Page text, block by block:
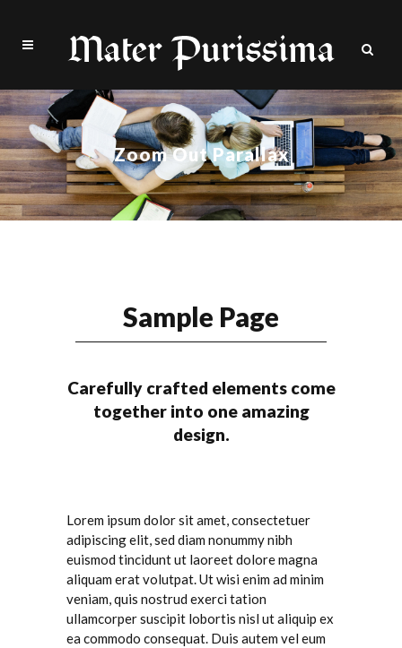
Zoom Out Parallax
Sample Page
Carefully crafted elements come
together into one amazing
design.
Lorem ipsum dolor sit amet, consectetuer
adipiscing elit, sed diam nonummy nibh
euismod tincidunt ut laoreet dolore magna
aliquam erat volutpat. Ut wisi enim ad minim
veniam, quis nostrud exerci tation
ullamcorper suscipit lobortis nisl ut aliquip ex
ea commodo consequat. Duis autem vel eum